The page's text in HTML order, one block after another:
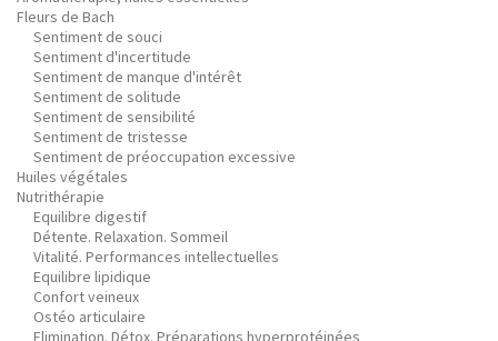
Fleurs de Bach
Sentiment de souci
Sentiment d'incertitude
Sentiment de manque d'intérêt
Sentiment de solitude
Sentiment de sensibilité
Sentiment de tristesse
Sentiment de préoccupation excessive
Huiles végétales
Nutrithérapie
Equilibre digestif
Détente. Relaxation. Sommeil
Vitalité. Performances intellectuelles
Equilibre lipidique
Confort veineux
Ostéo articulaire
Elimination. Détox. Préparations hyperprotéinées